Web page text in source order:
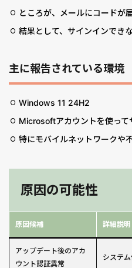
ところが、メールにコードが
結果として、サインインできな
主に報告されている環境
Windows 11 24H2
Microsoftアカウントを使って
特にモバイルネットワークや
原因の可能性
原因候補 詳細説明
アップデート後のアカ
ウント認証異常
システ